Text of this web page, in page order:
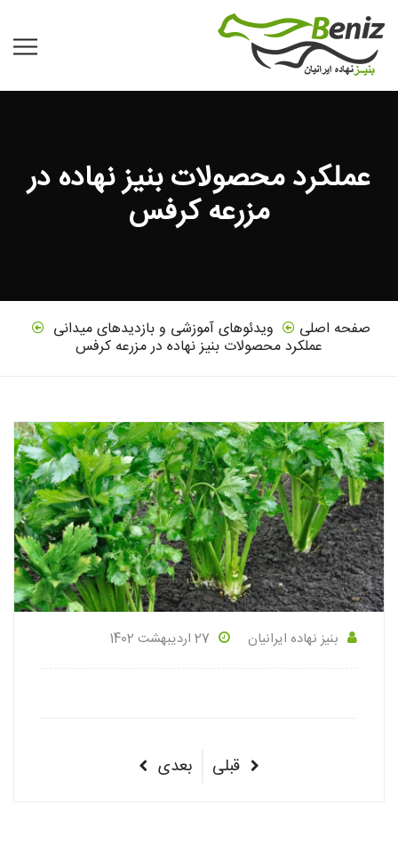
عملکرد محصولات بنیز نهاده در
مزرعه کرفس
صفحه اصلی ویدئوهای آموزشی و بازدیدهای میدانی
عملکرد محصولات بنیز نهاده در مزرعه کرفس
بنیز نهاده ایرانیان 27 اردیبهشت 1402
پستقبلی
پست
بعدی